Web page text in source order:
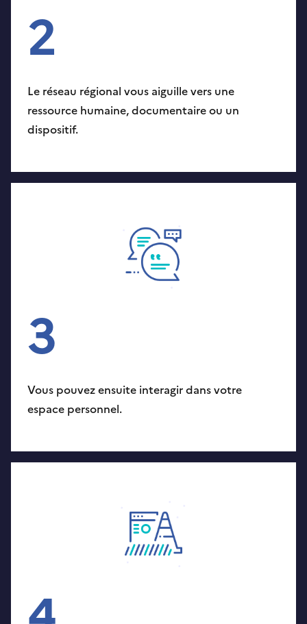
2
Le réseau régional vous aiguille vers une
ressource humaine, documentaire ou un
dispositif.
3
Vous pouvez ensuite interagir dans votre
espace personnel.